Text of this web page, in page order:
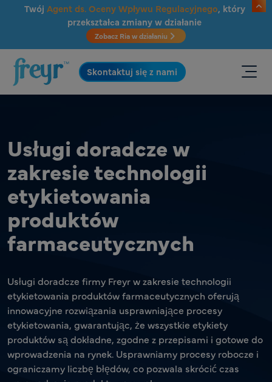
Przejdź do głównej treści
Twój Agent ds. Oceny Wpływu Regulacyjnego, który
przekształca zmiany w działanie
Zobacz Ria w działaniu
.
Skontaktuj się z nami
Usługi doradcze w
zakresie technologii
etykietowania
produktów
farmaceutycznych
Usługi doradcze firmy Freyr w zakresie technologii
etykietowania produktów farmaceutycznych oferują
innowacyjne rozwiązania usprawniające procesy
etykietowania, gwarantując, że wszystkie etykiety
produktów są dokładne, zgodne z przepisami i gotowe do
wprowadzenia na rynek. Usprawniamy procesy robocze i
ograniczamy liczbę błędów, co pozwala skrócić czas